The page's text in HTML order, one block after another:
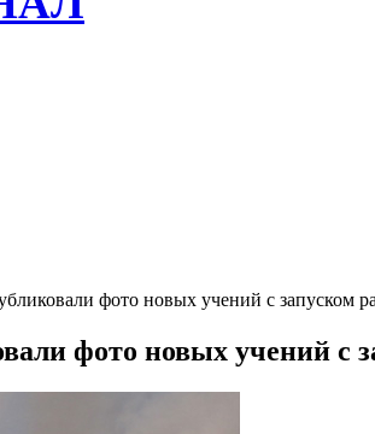
фото новых учений с запуском
фото новых учений с